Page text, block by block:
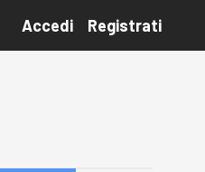
Accedi Registrati